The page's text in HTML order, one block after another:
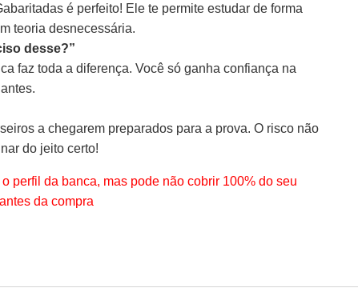
é perfeito! Ele te permite estudar de forma
teoria desnecessária.
desse?”
faz toda a diferença. Você só ganha confiança na
a chegarem preparados para a prova. O risco não
do jeito certo!
perfil da banca, mas pode não cobrir 100% do seu
da compra